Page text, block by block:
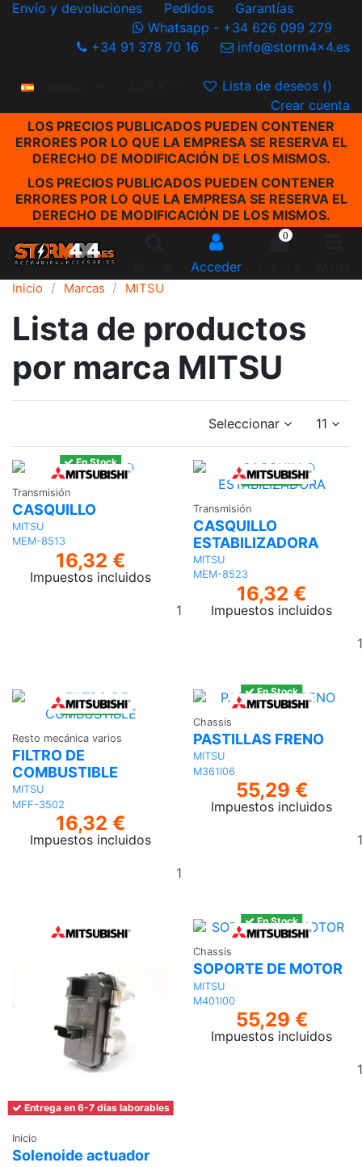
Envío y devoluciones Pedidos
Garantías
Whatsapp - +34 626 099 279
+34 91 378 70 16
info@storm4x4.es
Español Lista de deseos ()
Crear cuenta
LOS PRECIOS PUBLICADOS PUEDEN CONTENER
ERRORES POR LO QUE LA EMPRESA SE RESERVA EL
DERECHO DE MODIFICACIÓN DE LOS MISMOS.
LOS PRECIOS PUBLICADOS PUEDEN CONTENER
ERRORES POR LO QUE LA EMPRESA SE RESERVA EL
DERECHO DE MODIFICACIÓN DE LOS MISMOS.
Acceder
0
Inicio Marcas MITSU
Lista de productos
por marca MITSU
Seleccionar 11
En Stock
Transmisión
CASQUILLO
MITSU
MEM-8513
16,32 €
Impuestos incluidos
Añadir
al
En Stock
Transmisión
CASQUILLO
ESTABILIZADORA
MITSU
MEM-8523
16,32 €
Impuestos incluidos
En Stock
Resto mecánica varios
FILTRO DE
COMBUSTIBLE
MITSU
MFF-3502
16,32 €
Impuestos incluidos
En Stock
Chassis
PASTILLAS FRENO
MITSU
M361I06
55,29 €
Impuestos incluidos
Entrega en 6-7 días laborables
Inicio
Solenoide actuador
En Stock
Chassis
SOPORTE DE MOTOR
MITSU
M401I00
55,29 €
Impuestos incluidos